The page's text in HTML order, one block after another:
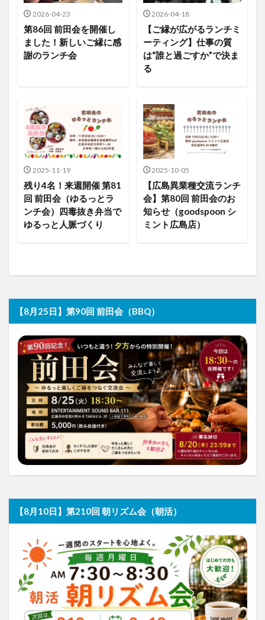
2026-04-23
第86回 前田会を開催し
ました！新しいご縁に感
謝のランチ会
2026-04-18
【ご縁が広がるランチミ
ーティング】仕事の質
は“誰と過ごすか”で決ま
る
2025-11-19
残り4名！来週開催 第81
回 前田会（ゆるっとラ
ンチ会）四毒抜き弁当で
ゆるっと人脈づくり
2025-10-05
【広島異業種交流ランチ
会】第80回 前田会のお
知らせ（goodspoon シ
ミント広島店）
【8月25日】第90回 前田会（BBQ）
【8月10日】第210回 朝リズム会（朝活）